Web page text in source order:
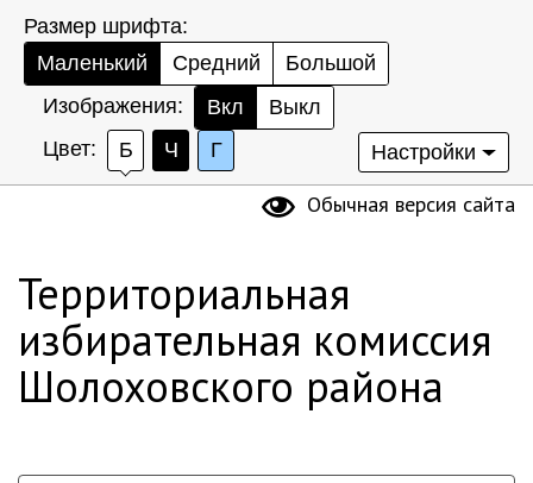
Размер шрифта:
Маленький
Средний
Большой
Изображения:
Вкл
Выкл
Цвет:
Б Ч Г Настройки
Обычная версия сайта
Территориальная
избирательная комиссия
Шолоховского района